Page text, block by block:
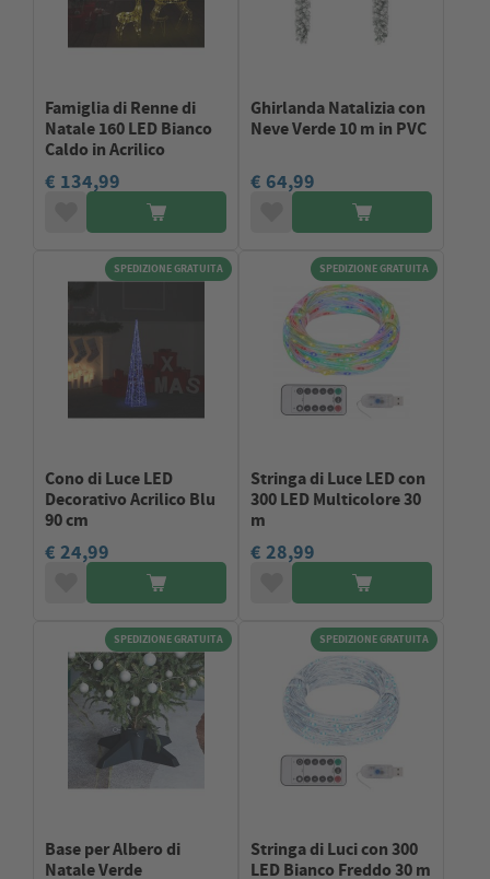
Famiglia di Renne di
Natale 160 LED Bianco
Caldo in Acrilico
€ 134,99
Ghirlanda Natalizia con
Neve Verde 10 m in PVC
€ 64,99
SPEDIZIONE GRATUITA
Cono di Luce LED
Decorativo Acrilico Blu
90 cm
€ 24,99
SPEDIZIONE GRATUITA
Stringa di Luce LED con
300 LED Multicolore 30
m
€ 28,99
SPEDIZIONE GRATUITA
Base per Albero di
Natale Verde
SPEDIZIONE GRATUITA
Stringa di Luci con 300
LED Bianco Freddo 30 m